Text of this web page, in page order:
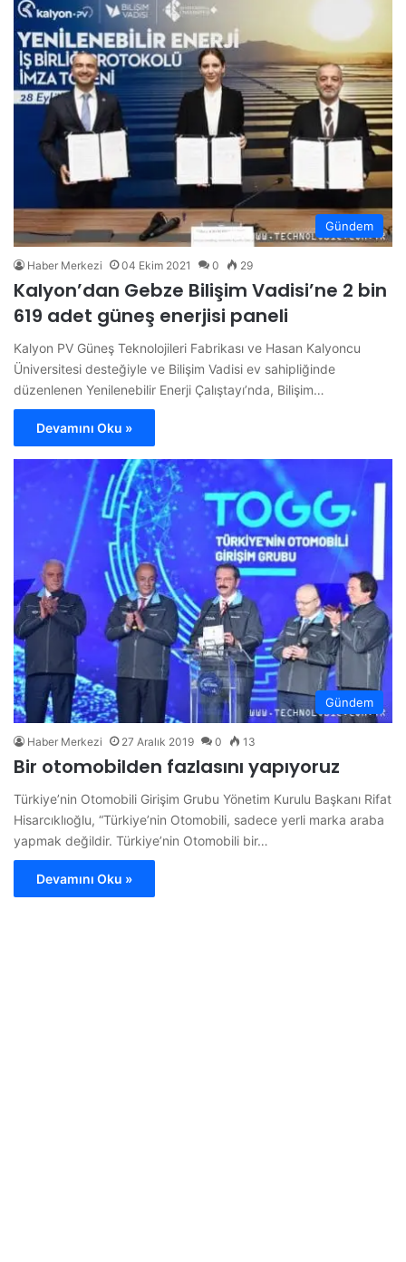
Gündem
Haber Merkezi 04 Ekim 2021 0 29
Kalyon’dan Gebze Bilişim Vadisi’ne 2 bin
619 adet güneş enerjisi paneli
Kalyon PV Güneş Teknolojileri Fabrikası ve Hasan Kalyoncu
Üniversitesi desteğiyle ve Bilişim Vadisi ev sahipliğinde
düzenlenen Yenilenebilir Enerji Çalıştayı’nda, Bilişim…
Devamını Oku »
Gündem
Haber Merkezi 27 Aralık 2019 0 13
Bir otomobilden fazlasını yapıyoruz
Türkiye’nin Otomobili Girişim Grubu Yönetim Kurulu Başkanı Rifat
Hisarcıklıoğlu, “Türkiye’nin Otomobili, sadece yerli marka araba
yapmak değildir. Türkiye’nin Otomobili bir…
Devamını Oku »